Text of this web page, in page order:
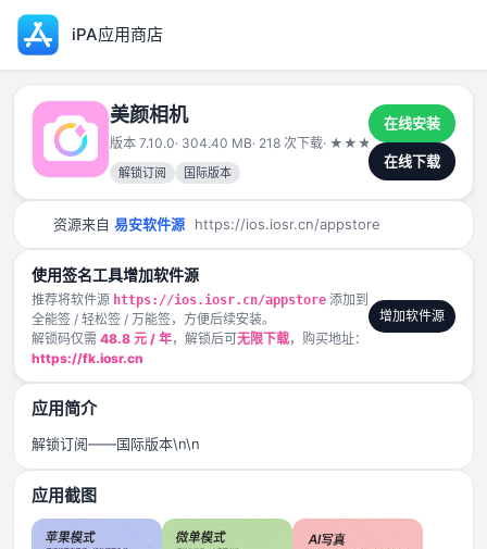
iPA应用商店
美颜相机
版本 7.10.0· 304.40 MB· 218 次下载· ★ ★ ★ ★★
2025-04-
解锁订阅
国际版本
在线安装
在线下载
资源来自 易安软件源 https://ios.iosr.cn/appstore
使用签名工具增加软件源
推荐将软件源 https://ios.iosr.cn/appstore 添加到
全能签 / 轻松签 / 万能签，方便后续安装。
解锁码仅需 48.8 元 / 年，解锁后可无限下载，购买地址：
https://fk.iosr.cn
增加软件源
应用简介
解锁订阅——国际版本\n\n
应用截图